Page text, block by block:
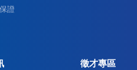
證
徵才專區